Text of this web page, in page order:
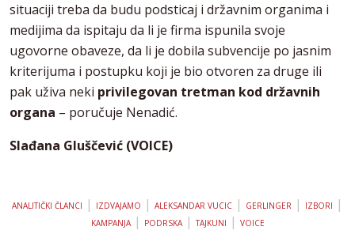
situaciji treba da budu podsticaj i državnim organima i
medijima da ispitaju da li je firma ispunila svoje
ugovorne obaveze, da li je dobila subvencije po jasnim
kriterijuma i postupku koji je bio otvoren za druge ili
pak uživa neki privilegovan tretman kod državnih
organa – poručuje Nenadić.
Slađana Gluščević (VOICE)
ANALITIČKI ČLANCI | IZDVAJAMO | ALEKSANDAR VUCIC | GERLINGER | IZBORI |
KAMPANJA| PODRSKA|TAJKUNI | VOICE